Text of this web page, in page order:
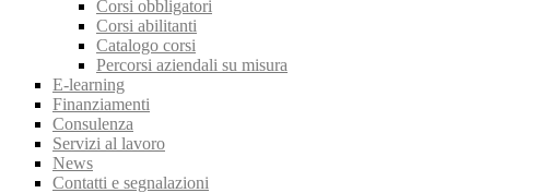
Corsi obbligatori
Corsi abilitanti
Catalogo corsi
Percorsi aziendali su misura
E-learning
Finanziamenti
Consulenza
Servizi al lavoro
News
Contatti e segnalazioni